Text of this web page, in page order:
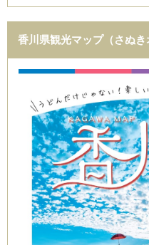
香川県観光マップ（さぬき